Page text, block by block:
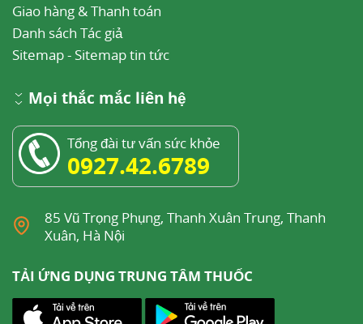
Giao hàng & Thanh toán
Danh sách Tác giả
Sitemap- Sitemap tin tức
Mọi thắc mắc liên hệ
Tổng đài tư vấn sức khỏe
0927.42.6789
85 Vũ Trọng Phụng, Thanh Xuân Trung, Thanh
Xuân, Hà Nội
TẢI ỨNG DỤNG TRUNG TÂM THUỐC